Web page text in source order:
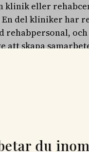
klinik eller
del kliniker har
rehabpersonal,
att skapa
du inom